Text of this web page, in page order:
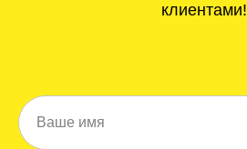
клиентами!
Ваше имя